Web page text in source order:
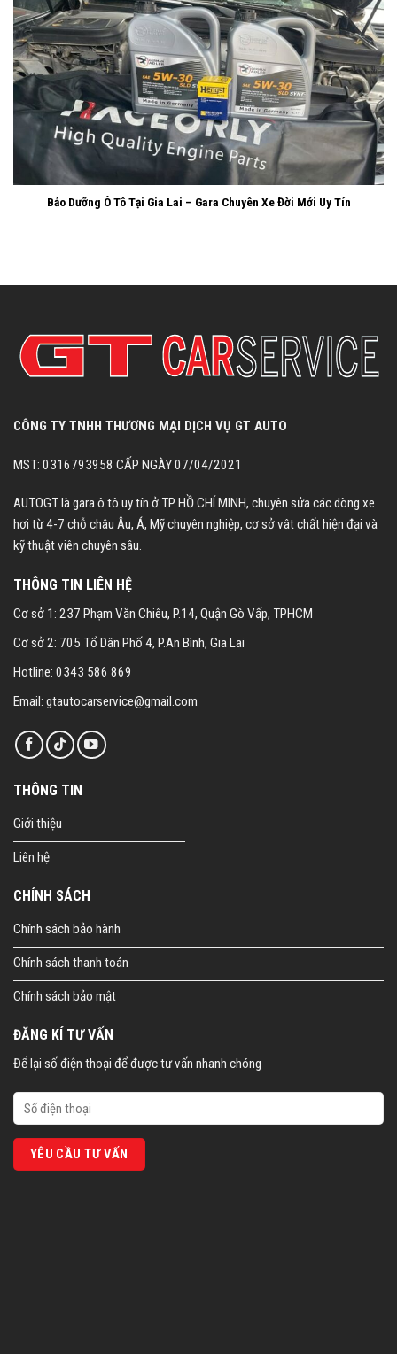
Bảo Dưỡng Ô Tô Tại Gia Lai – Gara Chuyên Xe Đời Mới Uy Tín
CÔNG TY TNHH THƯƠNG MẠI DỊCH VỤ GT AUTO
MST: 0316793958 CẤP NGÀY 07/04/2021
AUTOGT là gara ô tô uy tín ở TP HỒ CHÍ MINH, chuyên sửa các dòng xe
hơi từ 4-7 chỗ châu Âu, Á, Mỹ chuyên nghiệp, cơ sở vât chất hiện đại và
kỹ thuật viên chuyên sâu.
THÔNG TIN LIÊN HỆ
Cơ sở 1: 237 Phạm Văn Chiêu, P.14, Quận Gò Vấp, TPHCM
Cơ sở 2: 705 Tổ Dân Phố 4, P.An Bình, Gia Lai
Hotline: 0343 586 869
Email: gtautocarservice@gmail.com
THÔNG TIN
Giới thiệu
Liên hệ
CHÍNH SÁCH
Chính sách bảo hành
Chính sách thanh toán
Chính sách bảo mật
ĐĂNG KÍ TƯ VẤN
Để lại số điện thoại để được tư vấn nhanh chóng